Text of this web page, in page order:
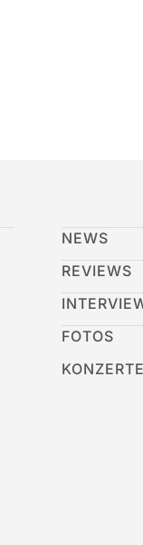
NEWS
REVIEWS
FOTOS
KONZERTE